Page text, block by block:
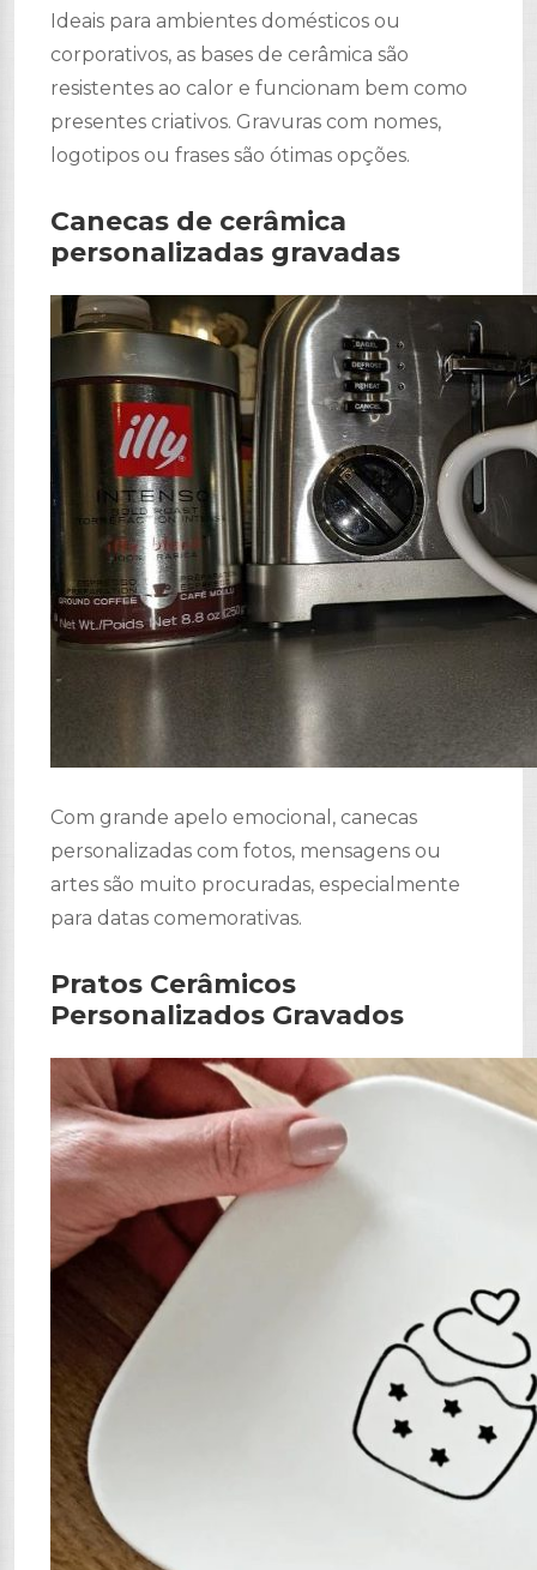
Ideais para ambientes domésticos ou
corporativos, as bases de cerâmica são
resistentes ao calor e funcionam bem como
presentes criativos. Gravuras com nomes,
logotipos ou frases são ótimas opções.
Canecas de cerâmica
personalizadas gravadas
Com grande apelo emocional, canecas
personalizadas com fotos, mensagens ou
artes são muito procuradas, especialmente
para datas comemorativas.
Pratos Cerâmicos
Personalizados Gravados